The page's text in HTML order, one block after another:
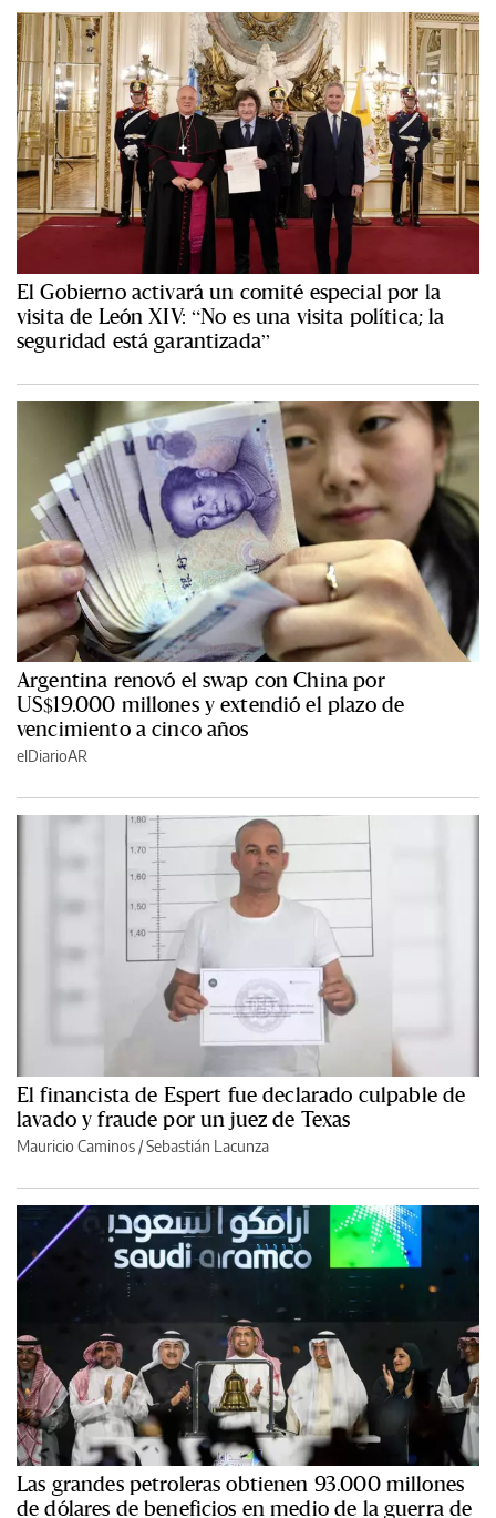
El Gobierno activará un comité especial por la
visita de León XIV: “No es una visita política; la
seguridad está garantizada”
Argentina renovó el swap con China por
US$19.000 millones y extendió el plazo de
vencimiento a cinco años
elDiarioAR
El financista de Espert fue declarado culpable de
lavado y fraude por un juez de Texas
Mauricio Caminos /Sebastián Lacunza
Las grandes petroleras obtienen 93.000 millones
de dólares de beneficios en medio de la guerra de